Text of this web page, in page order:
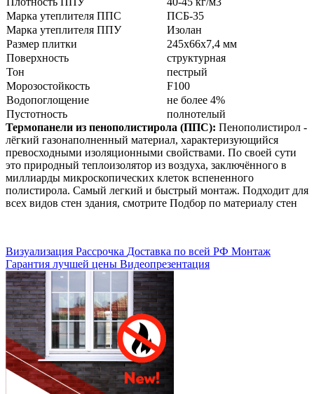
Марка утеплителя ППС
ПСБ-35
Марка утеплителя ППУ
Изолан
Размер плитки
245x66x7,4 мм
Поверхность
структурная
Тон
пестрый
Морозостойкость
F100
Водопоглощение
не более 4%
Пустотность
полнотелый
Термопанели из пенополистирола (ППС): Пенополистирол -
лёгкий газонаполненный материал, характеризующийся
превосходными изоляционными свойствами. По своей сути
это природный теплоизолятор из воздуха, заключённого в
миллиарды микроскопических клеток вспененного
полистирола. Самый легкий и быстрый монтаж. Подходит для
всех видов стен здания, смотрите Подбор по материалу стен
Визуализация Рассрочка Доставка по всей РФ Монтаж
Гарантия лучшей цены Видеопрезентация